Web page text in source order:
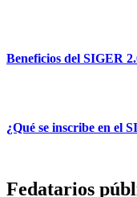
Beneficios del SIGER
¿Qué se inscribe en el
Fedatarios